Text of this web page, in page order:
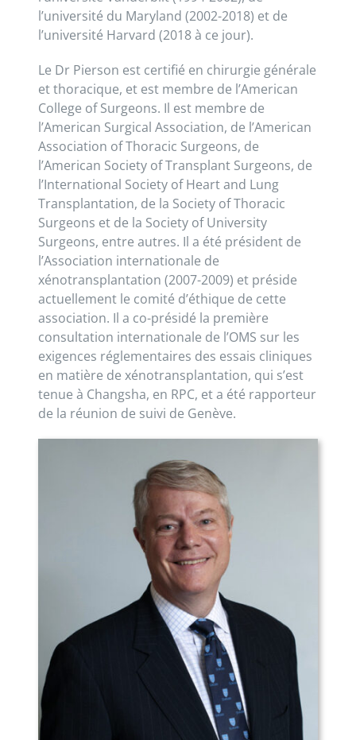
l’université du Maryland (2002-2018) et de
l’université Harvard (2018 à ce jour).
Le Dr Pierson est certifié en chirurgie générale
et thoracique, et est membre de l’American
College of Surgeons. Il est membre de
l’American Surgical Association, de l’American
Association of Thoracic Surgeons, de
l’American Society of Transplant Surgeons, de
l’International Society of Heart and Lung
Transplantation, de la Society of Thoracic
Surgeons et de la Society of University
Surgeons, entre autres. Il a été président de
l’Association internationale de
xénotransplantation (2007-2009) et préside
actuellement le comité d’éthique de cette
association. Il a co-présidé la première
consultation internationale de l’OMS sur les
exigences réglementaires des essais cliniques
en matière de xénotransplantation, qui s’est
tenue à Changsha, en RPC, et a été rapporteur
de la réunion de suivi de Genève.